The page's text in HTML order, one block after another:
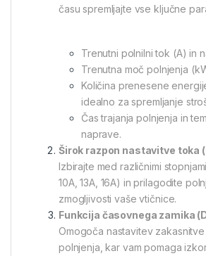
času spremljajte vse ključne
Trenutni polnilni tok (A) in
Trenutna moč polnjenja
Količina prenesene
idealno za spremljanje
Čas trajanja polnjenja in
naprave.
Širok razpon nastavitve toka
Izbirajte med različnimi
10A, 13A, 16A) in prilagodite
zmogljivosti vaše vtičnice.
Funkcija časovnega zamika
Omogoča nastavitev
polnjenja, kar vam pomaga